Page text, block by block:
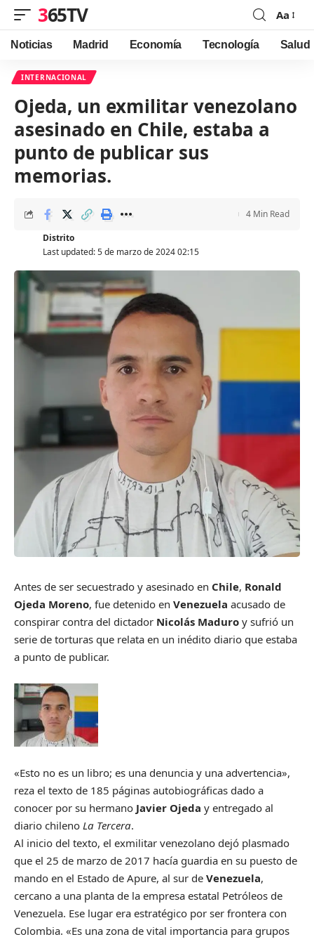
365TV
Font
Resizer
Aa
Noticias Madrid Economía Tecnología Salud
INTERNACIONAL
Ojeda, un exmilitar venezolano
asesinado en Chile, estaba a
punto de publicar sus
memorias.
Last updated: 5 de marzo de 2024 02:15
Distrito
4 Min Read
Antes de ser secuestrado y asesinado en Chile, Ronald
Ojeda Moreno, fue detenido en Venezuela acusado de
conspirar contra del dictador Nicolás Maduro y sufrió un
serie de torturas que relata en un inédito diario que estaba
a punto de publicar.
«Esto no es un libro; es una denuncia y una advertencia»,
reza el texto de 185 páginas autobiográficas dado a
conocer por su hermano Javier Ojeda y entregado al
diario chileno La Tercera.
Al inicio del texto, el exmilitar venezolano dejó plasmado
que el 25 de marzo de 2017 hacía guardia en su puesto de
mando en el Estado de Apure, al sur de Venezuela,
cercano a una planta de la empresa estatal Petróleos de
Venezuela. Ese lugar era estratégico por ser frontera con
Colombia. «Es una zona de vital importancia para grupos